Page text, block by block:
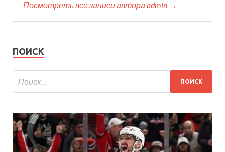
Посмотреть все записи автора admin →
ПОИСК